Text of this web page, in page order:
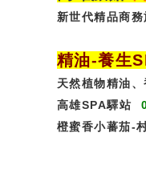
新世代精品商務
精油-養生
天然植物精油、
高雄SPA驛站
橙蜜香小蕃茄-